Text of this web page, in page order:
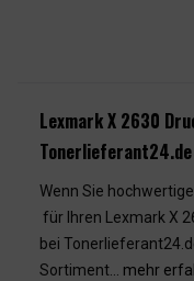
Lexmark X 2630
Tonerlieferant24.de
Wenn Sie
für Ihren Lexmark X
bei
Sortiment... mehr